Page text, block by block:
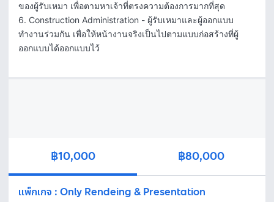
ของผู้รับเหมา เพื่อตามหาเจ้าที่ตรงความต้องการมากที่สุด
6. Construction Administration - ผู้รับเหมาและผู้ออกแบบ
ทำงานร่วมกัน เพื่อให้หน้างานจริงเป็นไปตามแบบก่อสร้างที่ผู้
ออกแบบได้ออกแบบไว้
฿10,000 ฿80,000
แพ็กเกจ : Only Rendeing & Presentation